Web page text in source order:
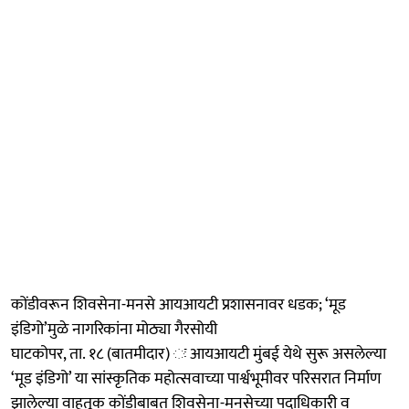
कोंडीवरून शिवसेना-मनसे आयआयटी प्रशासनावर धडक; ‘मूड
इंडिगो’मुळे नागरिकांना मोठ्या गैरसोयी
घाटकोपर, ता. १८ (बातमीदार) ः आयआयटी मुंबई येथे सुरू असलेल्या
‘मूड इंडिगो’ या सांस्कृतिक महोत्सवाच्या पार्श्वभूमीवर परिसरात निर्माण
झालेल्या वाहतूक कोंडीबाबत शिवसेना-मनसेच्या पदाधिकारी व